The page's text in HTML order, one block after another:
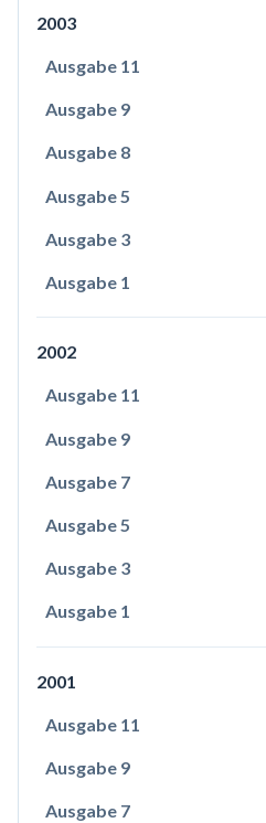
2003
Ausgabe 11
Ausgabe 9
Ausgabe 8
Ausgabe 5
Ausgabe 3
Ausgabe 1
2002
Ausgabe 11
Ausgabe 9
Ausgabe 7
Ausgabe 5
Ausgabe 3
Ausgabe 1
2001
Ausgabe 11
Ausgabe 9
Ausgabe 7